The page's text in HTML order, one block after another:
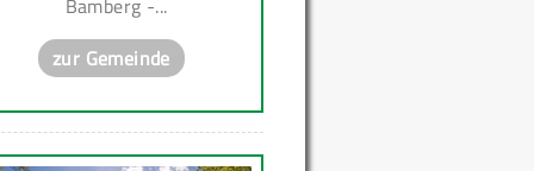
Bamberg -...
zur Gemeinde